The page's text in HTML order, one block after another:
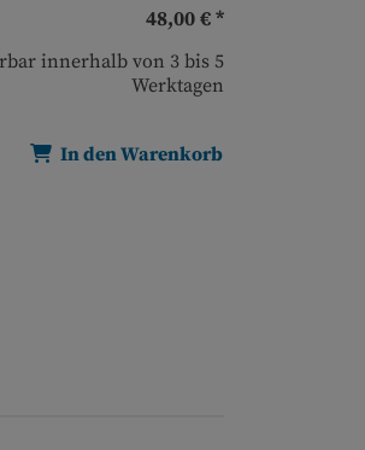
48,00 € *
innerhalb von 3 bis 5
Werktagen
In den Warenkorb